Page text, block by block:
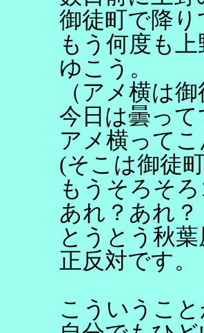
御徒町で降
もう何度も
ゆこう。
（アメ横は
今日は曇っ
アメ横って
(そこは御徒
もうそろそ
あれ？あれ？
とうとう秋
正反対です。
こういうこ